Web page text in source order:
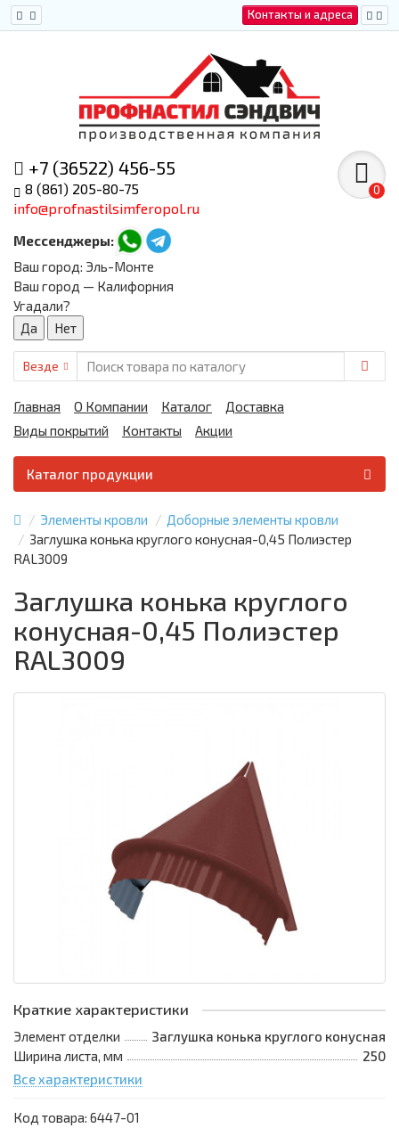
Контакты и адреса
+7 (36522) 456-55
8 (861) 205-80-75
info@profnastilsimferopol.ru
Мессенджеры:
0
Ваш город: Эль-Монте
Ваш город — Калифорния
Угадали?
Везде
Главная О Компании Каталог
Доставка
Виды покрытий
Контакты Акции
Каталог продукции
Элементы кровли
Доборные элементы кровли
Заглушка конька круглого конусная-0,45 Полиэстер
RAL3009
Заглушка конька круглого
конусная-0,45 Полиэстер
RAL3009
Краткие характеристики
Элемент отделки
Заглушка конька круглого конусная
Ширина листа, мм
250
Все характеристики
Код товара: 6447-01